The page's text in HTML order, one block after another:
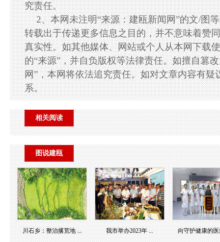
究责任。
2、本网未注明“来源：建瓯新闻网”的文/图
转载出于传递更多信息之目的，并不意味着赞
真实性。如其他媒体、网站或个人从本网下载
的“来源”，并自负版权等法律责任。如擅自篡
网”，本网将依法追究责任。如对文章内容有疑
系。
相关阅读
图说建瓯
川石乡：整治撂荒地 ... 我市举办2023年 ... 向守护健康的医